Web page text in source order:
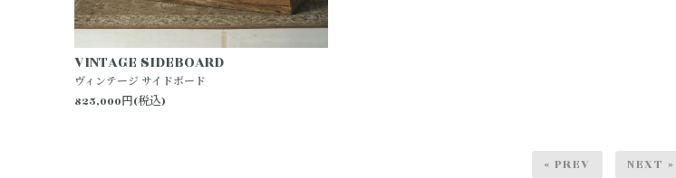
VINTAGE SIDEBOARD
ヴィンテージ サイドボード
825,000円(税込)
« PREV NEXT »